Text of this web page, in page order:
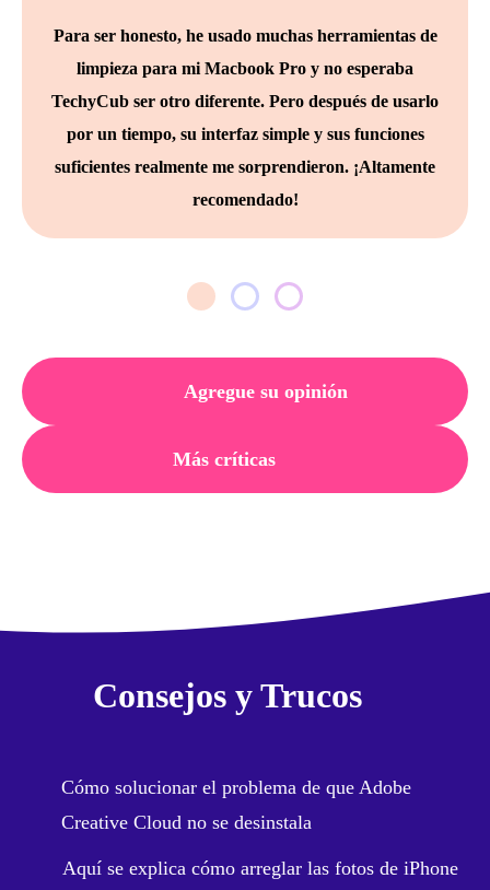
Para ser honesto, he usado muchas herramientas de
limpieza para mi Macbook Pro y no esperaba
TechyCub ser otro diferente. Pero después de usarlo
por un tiempo, su interfaz simple y sus funciones
suficientes realmente me sorprendieron. ¡Altamente
recomendado!
Agregue su opinión
Más críticas
Consejos y Trucos
Cómo solucionar el problema de que Adobe
Creative Cloud no se desinstala
Aquí se explica cómo arreglar las fotos de iPhone